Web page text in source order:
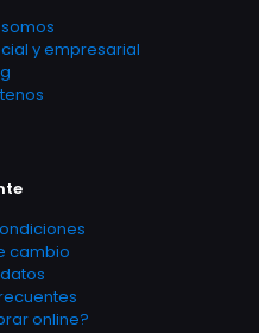
y empresarial
cambio
online?